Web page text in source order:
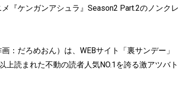
『ケンガンアシュラ』Season2 Part.2のノンクレ
：だろめおん）は、WEBサイト「裏サンデー」
読まれた不動の読者人気NO.1を誇る激アツバト